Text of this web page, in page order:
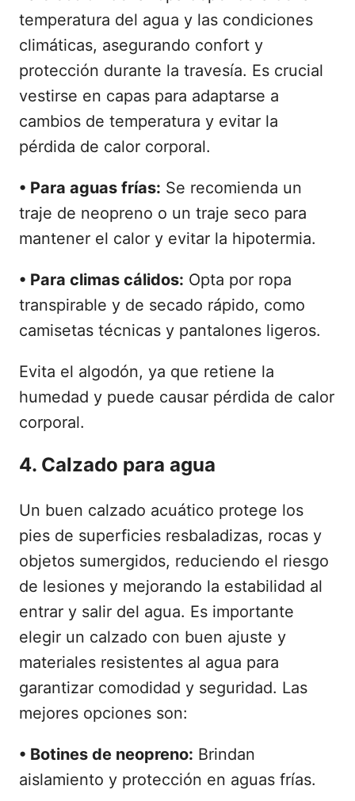
temperatura del agua y las condiciones
climáticas, asegurando confort y
protección durante la travesía. Es crucial
vestirse en capas para adaptarse a
cambios de temperatura y evitar la
pérdida de calor corporal.
• Para aguas frías: Se recomienda un
traje de neopreno o un traje seco para
mantener el calor y evitar la hipotermia.
• Para climas cálidos: Opta por ropa
transpirable y de secado rápido, como
camisetas técnicas y pantalones ligeros.
Evita el algodón, ya que retiene la
humedad y puede causar pérdida de calor
corporal.
4. Calzado para agua
Un buen calzado acuático protege los
pies de superficies resbaladizas, rocas y
objetos sumergidos, reduciendo el riesgo
de lesiones y mejorando la estabilidad al
entrar y salir del agua. Es importante
elegir un calzado con buen ajuste y
materiales resistentes al agua para
garantizar comodidad y seguridad. Las
mejores opciones son:
• Botines de neopreno: Brindan
aislamiento y protección en aguas frías.